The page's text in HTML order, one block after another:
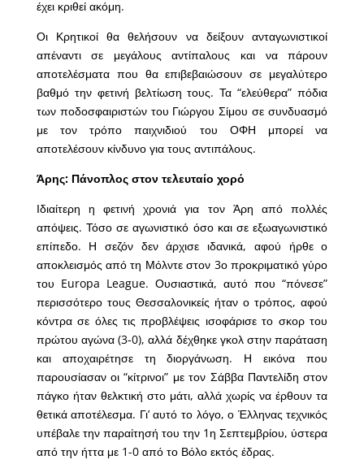
έχει κριθεί ακόμη.
Οι Κρητικοί θα θελήσουν να δείξουν ανταγωνιστικοί
απέναντι σε μεγάλους αντίπαλους και να πάρουν
αποτελέσματα που θα επιβεβαιώσουν σε μεγαλύτερο
βαθμό την φετινή βελτίωση τους. Τα “ελεύθερα” πόδια
των ποδοσφαιριστών του Γιώργου Σίμου σε συνδυασμό
με τον τρόπο παιχνιδιού του ΟΦΗ μπορεί να
αποτελέσουν κίνδυνο για τους αντιπάλους.
Άρης: Πάνοπλος στον τελευταίο χορό
Ιδιαίτερη η φετινή χρονιά για τον Άρη από πολλές
απόψεις. Τόσο σε αγωνιστικό όσο και σε εξωαγωνιστικό
επίπεδο. Η σεζόν δεν άρχισε ιδανικά, αφού ήρθε ο
αποκλεισμός από τη Μόλντε στον 3ο προκριματικό γύρο
του Europa League. Ουσιαστικά, αυτό που “πόνεσε”
περισσότερο τους Θεσσαλονικείς ήταν ο τρόπος, αφού
κόντρα σε όλες τις προβλέψεις ισοφάρισε το σκορ του
πρώτου αγώνα (3-0), αλλά δέχθηκε γκολ στην παράταση
και αποχαιρέτησε τη διοργάνωση. Η εικόνα που
παρουσίασαν οι “κίτρινοι” με τον Σάββα Παντελίδη στον
πάγκο ήταν θελκτική στο μάτι, αλλά χωρίς να έρθουν τα
θετικά αποτέλεσμα. Γι’ αυτό το λόγο, ο Έλληνας τεχνικός
υπέβαλε την παραίτησή του την 1η Σεπτεμβρίου, ύστερα
από την ήττα με 1-0 από το Βόλο εκτός έδρας.